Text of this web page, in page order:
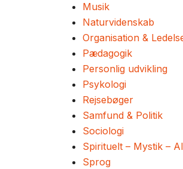
Musik
Naturvidenskab
Organisation &
Pædagogik
Personlig udvikling
Psykologi
Rejsebøger
Samfund & Politik
Sociologi
Spirituelt – Mystik –
Sprog